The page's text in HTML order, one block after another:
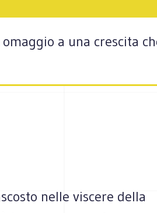
a una crescita
nelle viscere della